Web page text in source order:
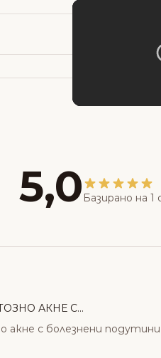
5,0 Базирано на 1
АКНЕ С...
акне с болезнени